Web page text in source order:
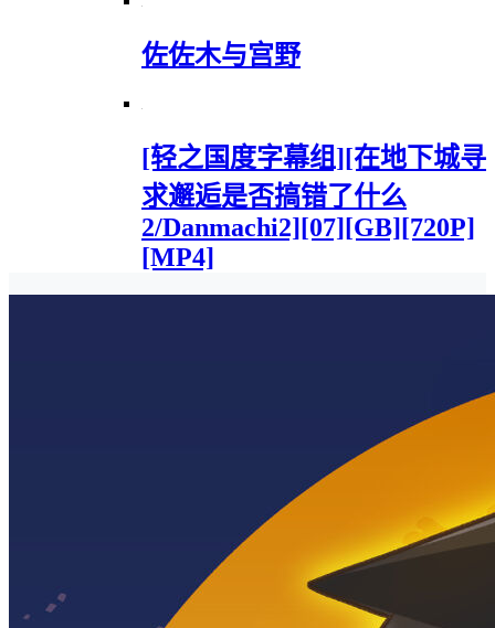
佐佐木与宫野
[轻之国度字幕组][在地下城寻
求邂逅是否搞错了什么
2/Danmachi2][07][GB][720P]
[MP4]